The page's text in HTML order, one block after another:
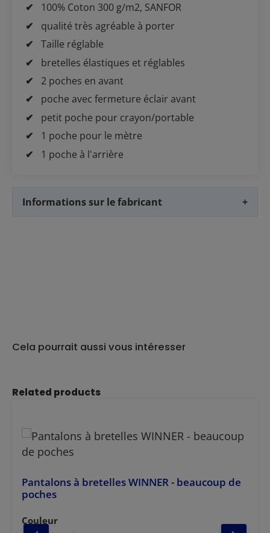
100% Coton 300 g/m2, SANFOR
qualité très agréable à porter
Taille réglable
bretelles élastiques et réglables
2 poches en avant
poche avec fermeture éclair avant
petit poche pour crayon/portable
1 poche pour le mètre
1 poche à l'arrière
Informations sur le fabricant +
Cela pourrait aussi vous intéresser
Ignorer la galerie de produits
Related products
Pantalons à bretelles WINNER - beaucoup de
poches
Sélectionnez
Couleur